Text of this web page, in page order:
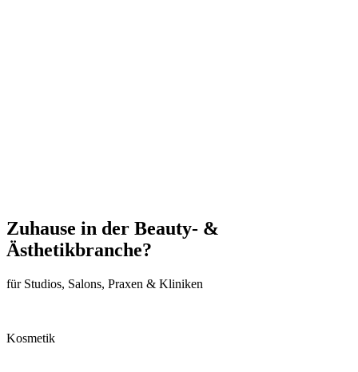
Zuhause in der Beauty- &
Ästhetikbranche?
für Studios, Salons, Praxen & Kliniken
Kosmetik